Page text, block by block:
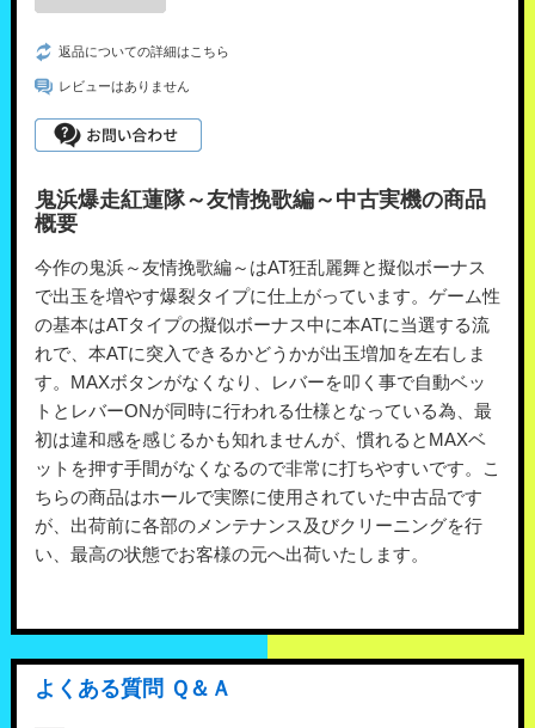
返品についての詳細はこちら
レビューはありません
鬼浜爆走紅蓮隊～友情挽歌編～中古実機の商品
概要
今作の鬼浜～友情挽歌編～はAT狂乱麗舞と擬似ボーナス
で出玉を増やす爆裂タイプに仕上がっています。ゲーム性
の基本はATタイプの擬似ボーナス中に本ATに当選する流
れで、本ATに突入できるかどうかが出玉増加を左右しま
す。MAXボタンがなくなり、レバーを叩く事で自動ベッ
トとレバーONが同時に行われる仕様となっている為、最
初は違和感を感じるかも知れませんが、慣れるとMAXベ
ットを押す手間がなくなるので非常に打ちやすいです。こ
ちらの商品はホールで実際に使用されていた中古品です
が、出荷前に各部のメンテナンス及びクリーニングを行
い、最高の状態でお客様の元へ出荷いたします。
よくある質問 Ｑ＆Ａ